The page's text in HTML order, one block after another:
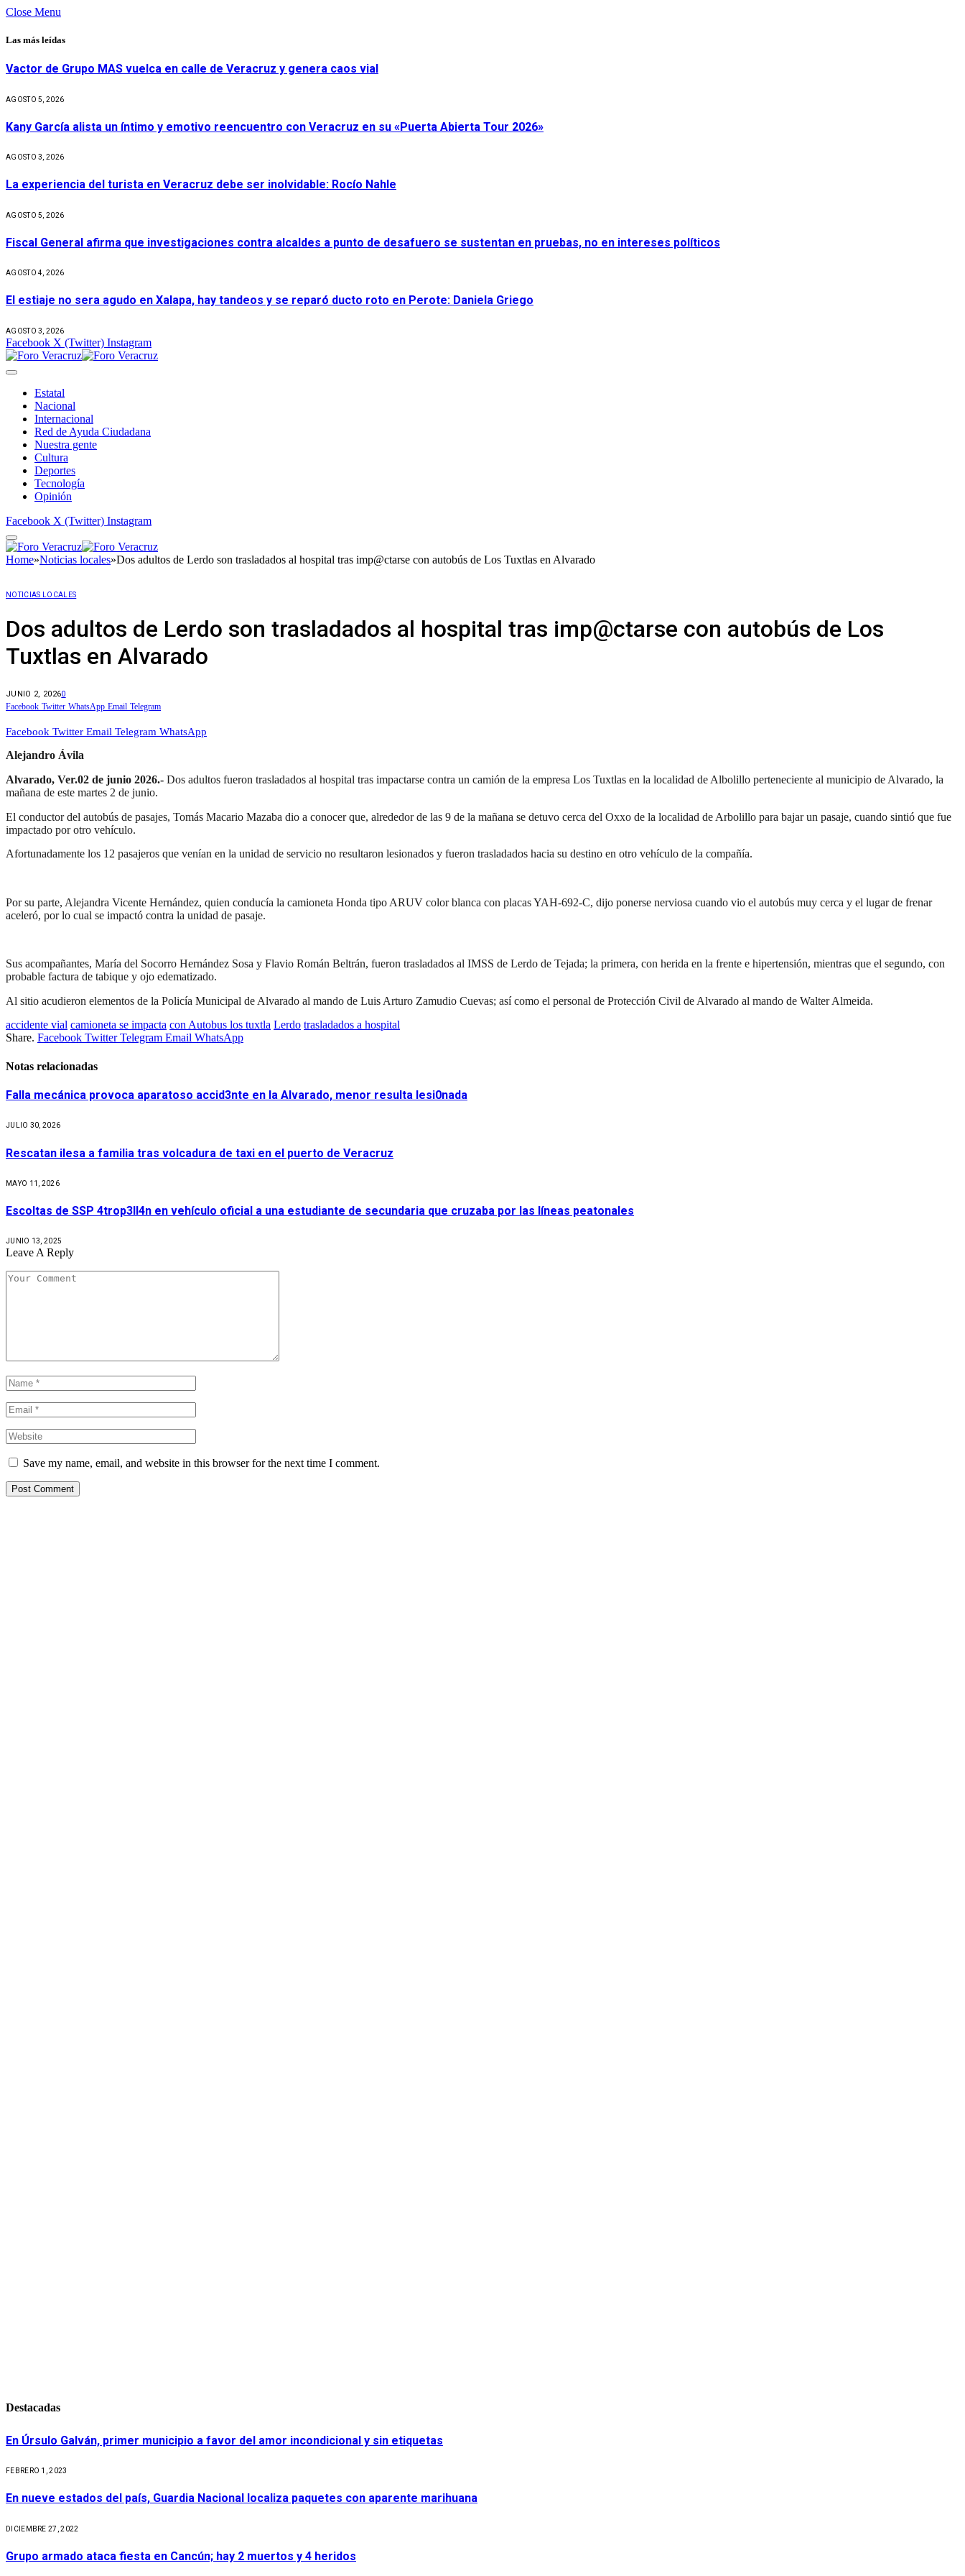
Close Menu
Las más leídas
Vactor de Grupo MAS vuelca en calle de Veracruz y genera caos vial
AGOSTO 5, 2026
Kany García alista un íntimo y emotivo reencuentro con Veracruz en su «Puerta Abierta Tour 2026»
AGOSTO 3, 2026
La experiencia del turista en Veracruz debe ser inolvidable: Rocío Nahle
AGOSTO 5, 2026
Fiscal General afirma que investigaciones contra alcaldes a punto de desafuero se sustentan en pruebas, no en intereses políticos
AGOSTO 4, 2026
El estiaje no sera agudo en Xalapa, hay tandeos y se reparó ducto roto en Perote: Daniela Griego
AGOSTO 3, 2026
Facebook X (Twitter) Instagram
Estatal
Nacional
Internacional
Red de Ayuda Ciudadana
Nuestra gente
Cultura
Deportes
Tecnología
Opinión
Facebook X (Twitter) Instagram
Home»Noticias locales»Dos adultos de Lerdo son trasladados al hospital tras imp@ctarse con autobús de Los Tuxtlas en Alvarado
NOTICIAS LOCALES
Dos adultos de Lerdo son trasladados al hospital tras imp@ctarse con autobús de Los
Tuxtlas en Alvarado
JUNIO 2, 20260
Facebook Twitter WhatsApp Email Telegram
Facebook Twitter Email Telegram WhatsApp
Alejandro Ávila
Alvarado, Ver.02 de junio 2026.- Dos adultos fueron trasladados al hospital tras impactarse contra un camión de la empresa Los Tuxtlas en la localidad de Albolillo perteneciente al municipio de Alvarado, la
mañana de este martes 2 de junio.
El conductor del autobús de pasajes, Tomás Macario Mazaba dio a conocer que, alrededor de las 9 de la mañana se detuvo cerca del Oxxo de la localidad de Arbolillo para bajar un pasaje, cuando sintió que fue
impactado por otro vehículo.
Afortunadamente los 12 pasajeros que venían en la unidad de servicio no resultaron lesionados y fueron trasladados hacia su destino en otro vehículo de la compañía.
Por su parte, Alejandra Vicente Hernández, quien conducía la camioneta Honda tipo ARUV color blanca con placas YAH-692-C, dijo ponerse nerviosa cuando vio el autobús muy cerca y el lugar de frenar
aceleró, por lo cual se impactó contra la unidad de pasaje.
Sus acompañantes, María del Socorro Hernández Sosa y Flavio Román Beltrán, fueron trasladados al IMSS de Lerdo de Tejada; la primera, con herida en la frente e hipertensión, mientras que el segundo, con
probable factura de tabique y ojo edematizado.
Al sitio acudieron elementos de la Policía Municipal de Alvarado al mando de Luis Arturo Zamudio Cuevas; así como el personal de Protección Civil de Alvarado al mando de Walter Almeida.
accidente vial camioneta se impacta con Autobus los tuxtla Lerdo trasladados a hospital
Share. Facebook Twitter Telegram Email WhatsApp
Notas relacionadas
Falla mecánica provoca aparatoso accid3nte en la Alvarado, menor resulta lesi0nada
JULIO 30, 2026
Rescatan ilesa a familia tras volcadura de taxi en el puerto de Veracruz
MAYO 11, 2026
Escoltas de SSP 4trop3ll4n en vehículo oficial a una estudiante de secundaria que cruzaba por las líneas peatonales
JUNIO 13, 2025
Leave A Reply
Save my name, email, and website in this browser for the next time I comment.
Destacadas
En Úrsulo Galván, primer municipio a favor del amor incondicional y sin etiquetas
FEBRERO 1, 2023
En nueve estados del país, Guardia Nacional localiza paquetes con aparente marihuana
DICIEMBRE 27, 2022
Grupo armado ataca fiesta en Cancún; hay 2 muertos y 4 heridos